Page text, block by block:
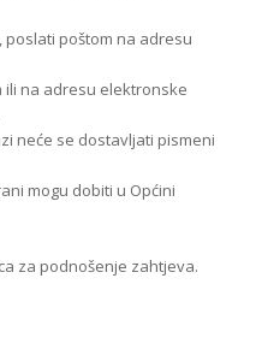
poštom na adresu
ili na adresu elektronske
neće se dostavljati pismeni
mogu dobiti u Općini
za podnošenje zahtjeva.